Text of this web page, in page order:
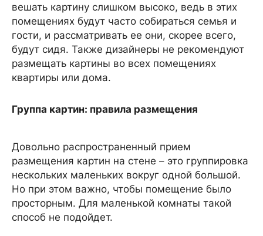
вешать картину слишком высоко, ведь в этих
помещениях будут часто собираться семья и
гости, и рассматривать ее они, скорее всего,
будут сидя. Также дизайнеры не рекомендуют
размещать картины во всех помещениях
квартиры или дома.
Группа картин: правила размещения
Довольно распространенный прием
размещения картин на стене – это группировка
нескольких маленьких вокруг одной большой.
Но при этом важно, чтобы помещение было
просторным. Для маленькой комнаты такой
способ не подойдет.